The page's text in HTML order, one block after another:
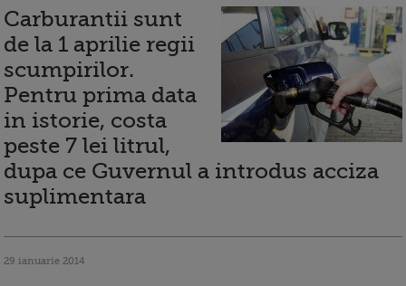
Carburantii sunt
de la 1 aprilie regii
scumpirilor.
Pentru prima data
in istorie, costa
peste 7 lei litrul,
dupa ce Guvernul a introdus acciza
suplimentara
29 ianuarie 2014